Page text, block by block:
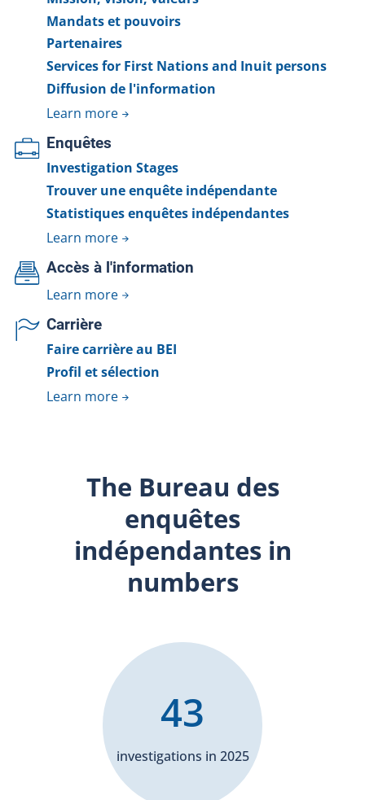
Mandats et pouvoirs
Partenaires
Services for First Nations and Inuit persons
Diffusion de l'information
Learn more
Enquêtes
Investigation Stages
Trouver une enquête indépendante
Statistiques enquêtes indépendantes
Learn more
Accès à l'information
Learn more
Carrière
Faire carrière au BEI
Profil et sélection
Learn more
The Bureau des
enquêtes
indépendantes in
numbers
investigations in 2025
43